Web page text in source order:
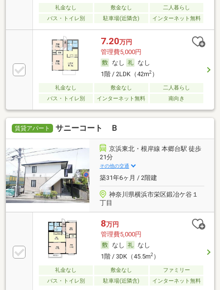
礼金なし 敷金なし
二人暮らし
バス・トイレ別
駐車場(近隣含) インターネット無料
7.20万円
管理費5,000円
なし
なし
1階 / 2LDK（42m2）
礼金なし 敷金なし
二人暮らし
バス・トイレ別
インターネット無料 南向き
賃貸アパート サニーコート Ｂ
京浜東北・根岸線 本郷台駅 徒歩
21分
その他の交通
築31年6ヶ月 / 2階建
神奈川県横浜市栄区鍛冶ケ谷１
丁目
8万円
管理費5,000円
なし
なし
1階 / 3DK（45.5m2）
礼金なし 敷金なし
ファミリー
バス・トイレ別
駐車場(近隣含) インターネット無料